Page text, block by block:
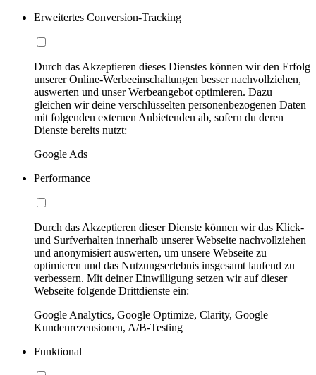
Erweitertes Conversion-Tracking
Durch das Akzeptieren dieses Dienstes können wir den Erfolg
unserer Online-Werbeeinschaltungen besser nachvollziehen,
auswerten und unser Werbeangebot optimieren. Dazu
gleichen wir deine verschlüsselten personenbezogenen Daten
mit folgenden externen Anbietenden ab, sofern du deren
Dienste bereits nutzt:
Google Ads
Performance
Durch das Akzeptieren dieser Dienste können wir das Klick-
und Surfverhalten innerhalb unserer Webseite nachvollziehen
und anonymisiert auswerten, um unsere Webseite zu
optimieren und das Nutzungserlebnis insgesamt laufend zu
verbessern. Mit deiner Einwilligung setzen wir auf dieser
Webseite folgende Drittdienste ein:
Google Analytics, Google Optimize, Clarity, Google
Kundenrezensionen, A/B-Testing
Funktional